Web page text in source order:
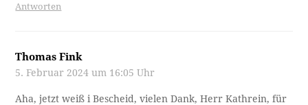
Antworten
Thomas Fink
5. Februar 2024 um 16:05 Uhr
Aha, jetzt weiß i Bescheid, vielen Dank, Herr Kathrein, für